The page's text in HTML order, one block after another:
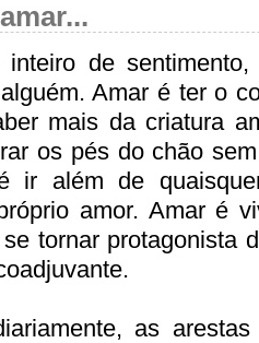
de
Amar é ter o
mais da criatura
os pés do chão
ir além de
amor. Amar é
tornar protagonista
as